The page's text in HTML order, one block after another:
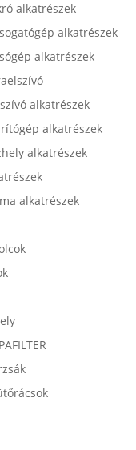
alkatrészek
alkatrészek
alkatrészek
alkatrészek
alkatrészek
alkatrészek
alkatrészek